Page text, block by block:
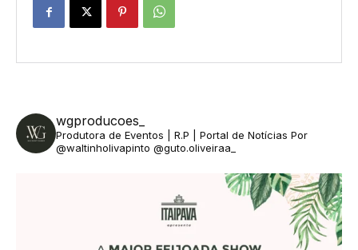
wgproducoes_
Produtora de Eventos | R.P | Portal de Notícias Por
@waltinholivapinto @guto.oliveiraa_